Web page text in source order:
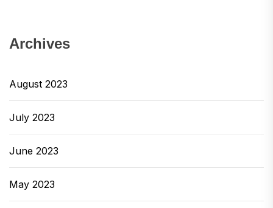
Archives
August 2023
July 2023
June 2023
May 2023